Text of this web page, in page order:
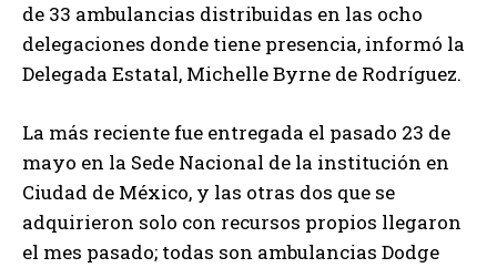
de 33 ambulancias distribuidas en las ocho
delegaciones donde tiene presencia, informó la
Delegada Estatal, Michelle Byrne de Rodríguez.
La más reciente fue entregada el pasado 23 de
mayo en la Sede Nacional de la institución en
Ciudad de México, y las otras dos que se
adquirieron solo con recursos propios llegaron
el mes pasado; todas son ambulancias Dodge